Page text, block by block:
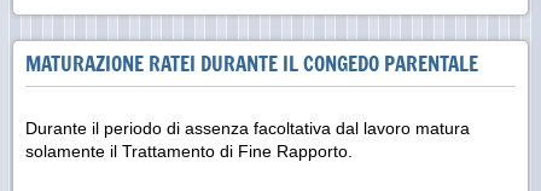
MATURAZIONE RATEI DURANTE IL CONGEDO PARENTALE
Durante il periodo di assenza facoltativa dal lavoro matura
solamente il Trattamento di Fine Rapporto.